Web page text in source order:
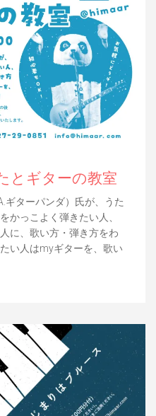
とギターの教室
ギターパンダ）氏が、うた
かっこよく弾きたい人、
に、歌い方・弾き方をわ
い人はmyギターを、歌い